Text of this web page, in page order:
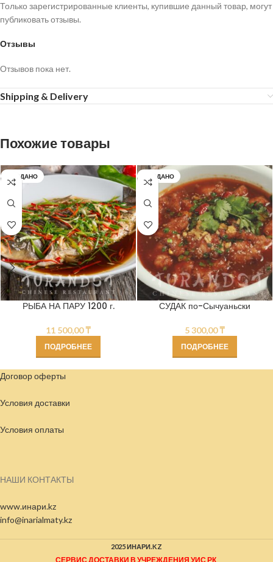
Отзывы
Отзывов пока нет.
Только зарегистрированные клиенты, купившие данный товар, могут
публиковать отзывы.
Shipping & Delivery
Похожие товары
ПРОДАНО
РЫБА НА ПАРУ 1200 г.
11 500,00₸
ПОДРОБНЕЕ
ПРОДАНО
СУДАК по-Сычуаньски
5 300,00₸
ПОДРОБНЕЕ
Договор оферты
Условия доставки
Условия оплаты
НАШИ КОНТАКТЫ
www.инари.kz
info@inarialmaty.kz
2025 ИНАРИ.KZ
СЕРВИС ДОСТАВКИ В УЧРЕЖДЕНИЯ УИС РК